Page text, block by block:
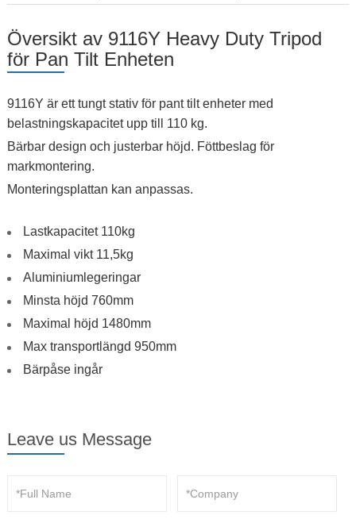
Översikt av 9116Y Heavy Duty Tripod
för Pan Tilt Enheten
9116Y är ett tungt stativ för pant tilt enheter med
belastningskapacitet upp till 110 kg.
Bärbar design och justerbar höjd. Föttbeslag för
markmontering.
Monteringsplattan kan anpassas.
Lastkapacitet 110kg
Maximal vikt 11,5kg
Aluminiumlegeringar
Minsta höjd 760mm
Maximal höjd 1480mm
Max transportlängd 950mm
Bärpåse ingår
Leave us Message